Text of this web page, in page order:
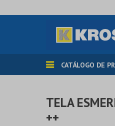
CATÁLOGO DE
TELA
++